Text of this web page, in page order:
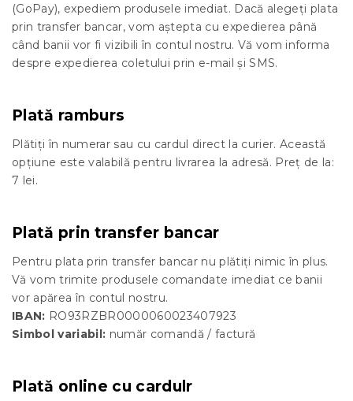
(GoPay), expediem produsele imediat. Dacă alegeți plata
prin transfer bancar, vom aștepta cu expedierea până
când banii vor fi vizibili în contul nostru. Vă vom informa
despre expedierea coletului prin e-mail și SMS.
Plată ramburs
Plătiți în numerar sau cu cardul direct la curier. Această
opțiune este valabilă pentru livrarea la adresă. Preț de la:
7 lei.
Plată prin transfer bancar
Pentru plata prin transfer bancar nu plătiți nimic în plus.
Vă vom trimite produsele comandate imediat ce banii
vor apărea în contul nostru.
IBAN: RO93RZBR0000060023407923
Simbol variabil: număr comandă / factură
Plată online cu cardulr